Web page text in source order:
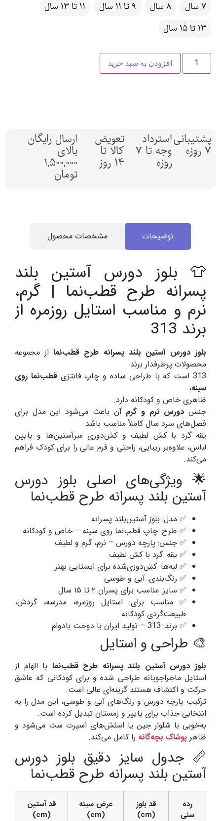
7 سال
8 سال 9 تا 11 سال
11 تا 13 سال
13 تا 15 سال
افزودن به سبد خرید
پشتیبانی
7 روزه
استرداد
وجه تا 7
روزه
تعویض
کالا تا
14 روز
ارسال رایگان
بالای
1,500,000
تومان
توضیحات مشخصات محصول
👕 بلوز دورس آستین بلند
پسرانه طرح قطب‌نما | گرم،
نرم و مناسب استایل روزمره از
برند 313
بلوز دورس آستین بلند پسرانه طرح قطب‌نمااز مجموعه
محصولات پرطرفدار برند
313 است که با طراحی ساده و چاپ فانتزی
قطب‌نما روی
سینه،
ظاهری خاص و کودکانه دارد.
جنس دورس نرم و گرم آن باعث می‌شود این مدل برای
فصل‌های سرد سال کاملاً مناسب باشد.
یقه گرد با کش لطیف و کش‌دوزی سرآستین‌ها و پایین
لباس، علاوه‌بر زیبایی، راحتی و فرم عالی را برای کودک فراهم
می‌کند.
🌟 ویژگی‌های اصلی بلوز دورس
آستین بلند پسرانه طرح قطب‌نما
✅ مدل: بلوز آستین‌بلند پسرانه
✅ طرح: چاپ قطب‌نما روی سینه – خاص و کودکانه
✅ جنس: پارچه دورس – نرم، گرم و لطیف
✅ یقه: گرد با کش لطیف
✅ لبه‌ها: کش‌دوزی‌شده برای ایستایی بهتر
✅ رنگ‌بندی: آبی و طوسی
✅ سایز: مناسب برای پسران ۲ تا ۱۵ سال
✅ مناسب برای: استایل روزمره، مدرسه، گردش،
طبیعت‌گردی کودکانه
✅ برند: 313 – تولید ایران با دوخت بادوام
🎨 طراحی و استایل
بلوز دورس آستین بلند پسرانه طرح قطب‌نما با الهام از
استایل ماجراجویانه طراحی شده و برای کودکانی که عاشق
حرکت و اکتشاف هستند گزینه‌ای عالی است.
ترکیب پارچه دورس و رنگ‌های آبی و طوسی، این مدل را به
انتخابی جذاب برای پاییز و زمستان تبدیل کرده است.
به‌خوبی با شلوار جین یا اسلش‌های اسپرت ست می‌شود و
ظاهر پوشاک بچه‌گانه را کامل می‌کند.
📏 جدول سایز دقیق بلوز دورس
آستین بلند پسرانه طرح قطب‌نما
رده
سنی
قد بلوز
(cm)
عرض سینه
(cm)
قد آستین
(cm)